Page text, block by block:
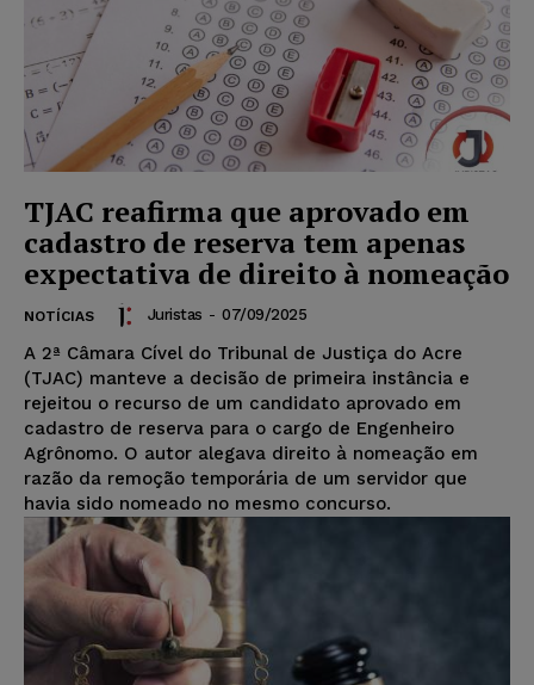
TJAC reafirma que aprovado em
cadastro de reserva tem apenas
expectativa de direito à nomeação
NOTÍCIAS Juristas - 07/09/2025
A 2ª Câmara Cível do Tribunal de Justiça do Acre
(TJAC) manteve a decisão de primeira instância e
rejeitou o recurso de um candidato aprovado em
cadastro de reserva para o cargo de Engenheiro
Agrônomo. O autor alegava direito à nomeação em
razão da remoção temporária de um servidor que
havia sido nomeado no mesmo concurso.